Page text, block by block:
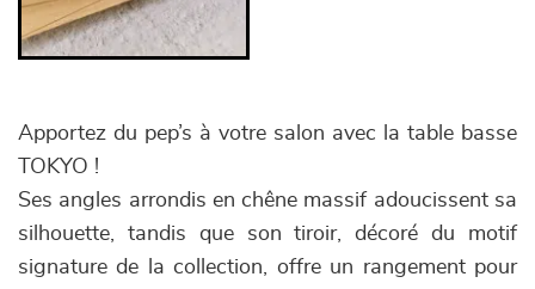
Apportez du pep’s à votre salon avec la table basse
TOKYO !
Ses angles arrondis en chêne massif adoucissent sa
silhouette, tandis que son tiroir, décoré du motif
signature de la collection, offre un rangement pour